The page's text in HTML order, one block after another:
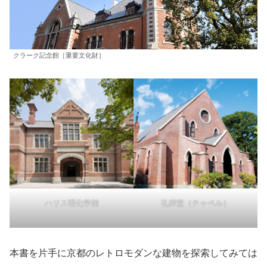
クラーク記念館［重要文化財］
ハリス理化学館 礼拝堂（チャペル）
本書を片手に京都のレトロモダンな建物を探索してみては